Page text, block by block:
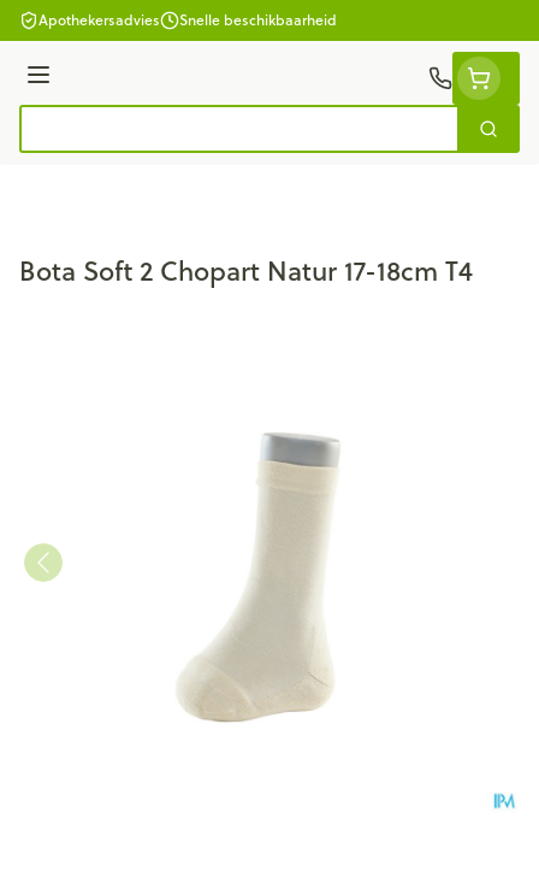
Ga naar de inhoud
Apothekersadvies Snelle beschikbaarheid
Menu
Zoek
Bota Soft 2 Chopart Natur 17-18cm T4